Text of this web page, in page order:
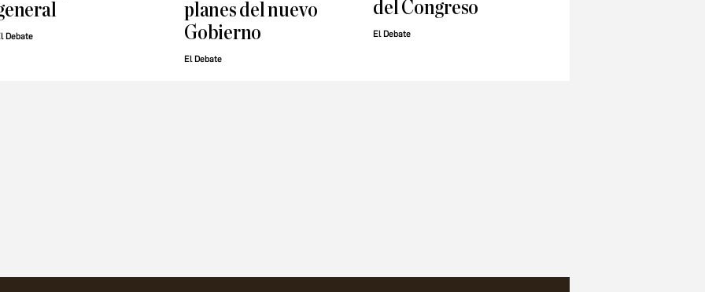
Debate
planes del nuevo
Gobierno
El Debate
del Congreso
El Debate